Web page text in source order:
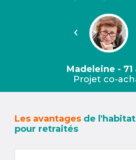
Précédent
Madeleine - 71
Projet co-
Les avantages de
pour retraités